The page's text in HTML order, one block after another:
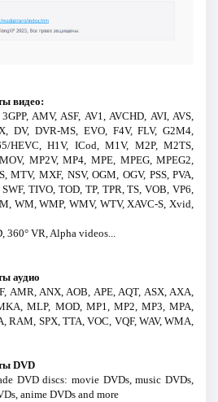
видео:
AMV, ASF, AV1, AVCHD, AVI, AVS,
DV, DVR-MS, EVO, F4V, FLV, G2M4,
HEVC, H1V, ICod, M1V, M2P, M2TS,
MP2V, MP4, MPE, MPEG, MPEG2,
MTV, MXF, NSV, OGM, OGV, PSS, PVA,
TIVO, TOD, TP, TPR, TS, VOB, VP6,
WM, WMP, WMV, WTV, XAVC-S, Xvid,
360° VR, Alpha videos...
аудио
AMR, ANX, AOB, APE, AQT, ASX, AXA,
MLP, MOD, MP1, MP2, MP3, MPA,
RAM, SPX, TTA, VOC, VQF, WAV, WMA,
DVD
DVD discs: movie DVDs, music DVDs,
anime DVDs and more